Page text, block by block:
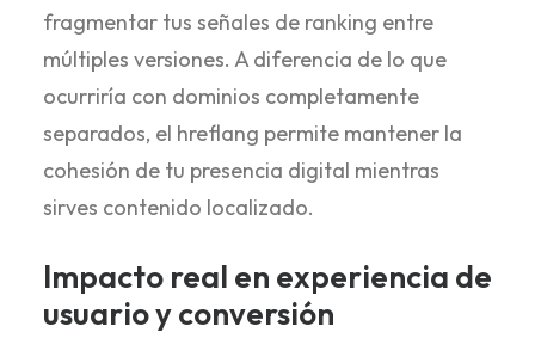
fragmentar tus señales de ranking entre
múltiples versiones. A diferencia de lo que
ocurriría con dominios completamente
separados, el hreflang permite mantener la
cohesión de tu presencia digital mientras
sirves contenido localizado.
Impacto real en experiencia de
usuario y conversión